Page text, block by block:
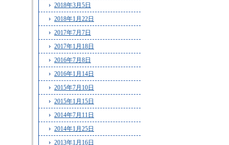
2018年3月5日
2018年1月22日
2017年7月7日
2017年1月18日
2016年7月8日
2016年1月14日
2015年7月10日
2015年1月15日
2014年7月11日
2014年1月25日
2013年1月16日